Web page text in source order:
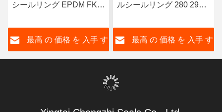
シールリング EPDM FKM
最高 の 価格 を 入手 す
ルシールリング 280 290
320 X 15 16 20
最高 の 価格 を 入手 す